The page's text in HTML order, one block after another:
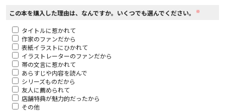
この本を購入した理由は、なんですか。いくつでも選んでください。 ※
タイトルに惹かれて
作家のファンだから
表紙イラストにひかれて
イラストレーターのファンだから
帯の文言に惹かれて
あらすじや内容を読んで
シリーズものだから
友人に薦められて
店舗特典が魅力的だったから
その他